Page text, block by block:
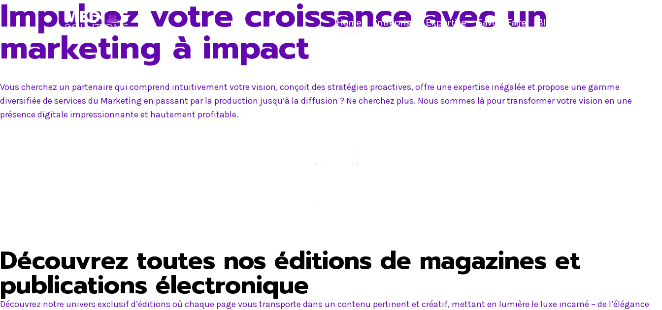
Skip
Home Entreprise Expertise Savoir-Faire Blog
Impulsez votre croissance avec un
marketing à impact
Vous cherchez un partenaire qui comprend intuitivement votre vision, conçoit des stratégies proactives, offre une expertise inégalée et propose une gamme
diversifiée de services du Marketing en passant par la production jusqu’à la diffusion ? Ne cherchez plus. Nous sommes là pour transformer votre vision en une
présence digitale impressionnante et hautement profitable.
Découvrez toutes nos éditions de magazines et
publications électronique
Découvrez notre univers exclusif d’éditions où chaque page vous transporte dans un contenu pertinent et créatif, mettant en lumière le luxe incarné – de l’élégance